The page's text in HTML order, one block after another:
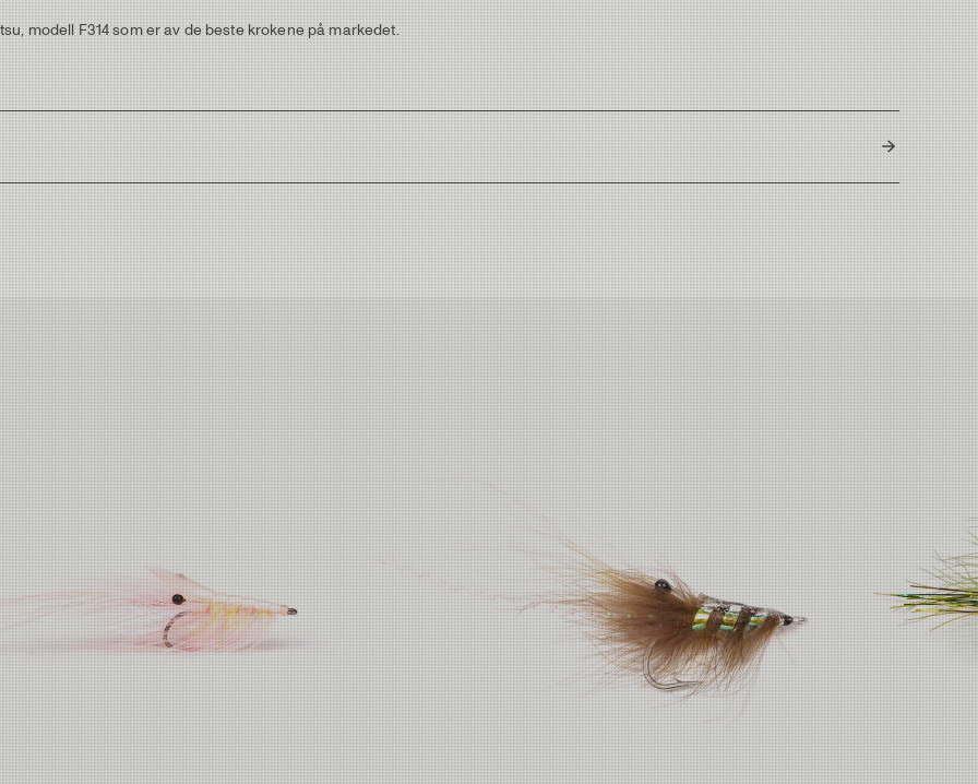
modell F314 som er av de beste krokene på markedet.
Thailand